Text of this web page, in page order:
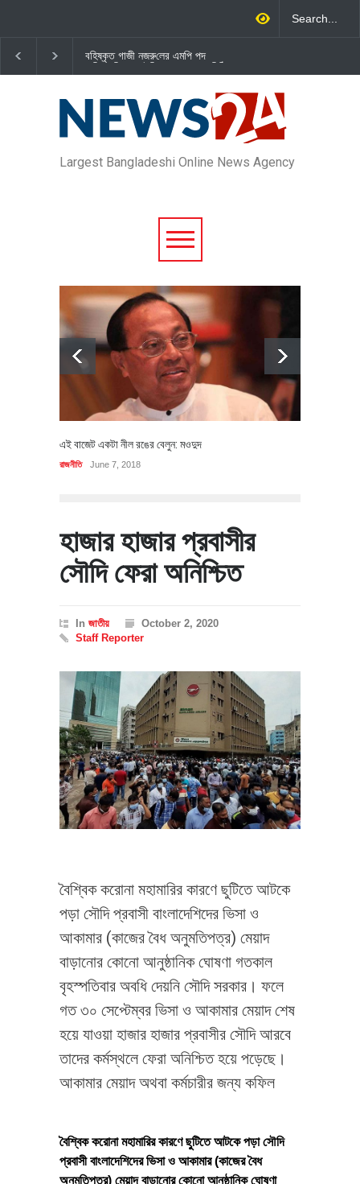
বহিষ্কৃত গাজী নজরু‌লের এম‌পি পদ
বা‌তি‌লে স্পিকার-ইসিকে জামায়া‌তের চি‌ঠি
জামায়াত এমপি গাজী নজরুল ইসলামকে
দল থেকে বহিষ্কার
Largest Bangladeshi Online News Agency
এই বাজেট একটা নীল রঙের বেলুন: মওদুদ
রাজনীতি June 7, 2018
হাজার হাজার প্রবাসীর
সৌদি ফেরা অনিশ্চিত
In জাতীয়
October 2, 2020
Staff Reporter
বৈশ্বিক করোনা মহামারির কারণে ছুটিতে আটকে
পড়া সৌদি প্রবাসী বাংলাদেশিদের ভিসা ও
আকামার (কাজের বৈধ অনুমতিপত্র) মেয়াদ
বাড়ানোর কোনো আনুষ্ঠানিক ঘোষণা গতকাল
বৃহস্পতিবার অবধি দেয়নি সৌদি সরকার। ফলে
গত ৩০ সেপ্টেম্বর ভিসা ও আকামার মেয়াদ শেষ
হয়ে যাওয়া হাজার হাজার প্রবাসীর সৌদি আরবে
তাদের কর্মস্থলে ফেরা অনিশ্চিত হয়ে পড়েছে।
আকামার মেয়াদ অথবা কর্মচারীর জন্য কফিল
বৈশ্বিক করোনা মহামারির কারণে ছুটিতে আটকে পড়া সৌদি
প্রবাসী বাংলাদেশিদের ভিসা ও আকামার (কাজের বৈধ
অনুমতিপত্র) মেয়াদ বাড়ানোর কোনো আনুষ্ঠানিক ঘোষণা